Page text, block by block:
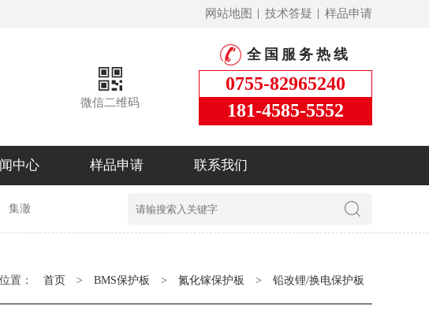
样品申请
技术答疑
网站地图
微信二维码
全国服务热线
0755-82965240
181-4585-5552
中心 样品申请 联系我们
集澈
置： 首页 > BMS保护板 > 氮化镓保护板 > 铅改锂/换电保护板